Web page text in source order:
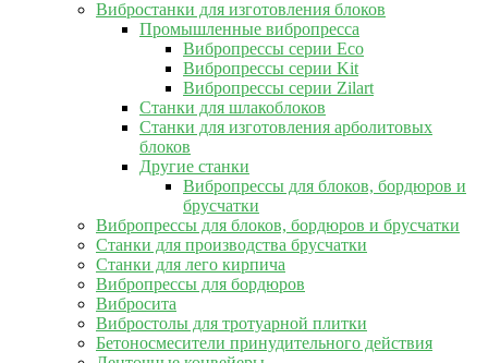
Вибростанки для изготовления блоков
Промышленные вибропресса
Вибропрессы серии Eco
Вибропрессы серии Kit
Вибропрессы серии Zilart
Станки для шлакоблоков
Станки для изготовления арболитовых
блоков
Другие станки
Вибропрессы для блоков, бордюров и
брусчатки
Вибропрессы для блоков, бордюров и брусчатки
Станки для производства брусчатки
Станки для лего кирпича
Вибропрессы для бордюров
Вибросита
Вибростолы для тротуарной плитки
Бетоносмесители принудительного действия